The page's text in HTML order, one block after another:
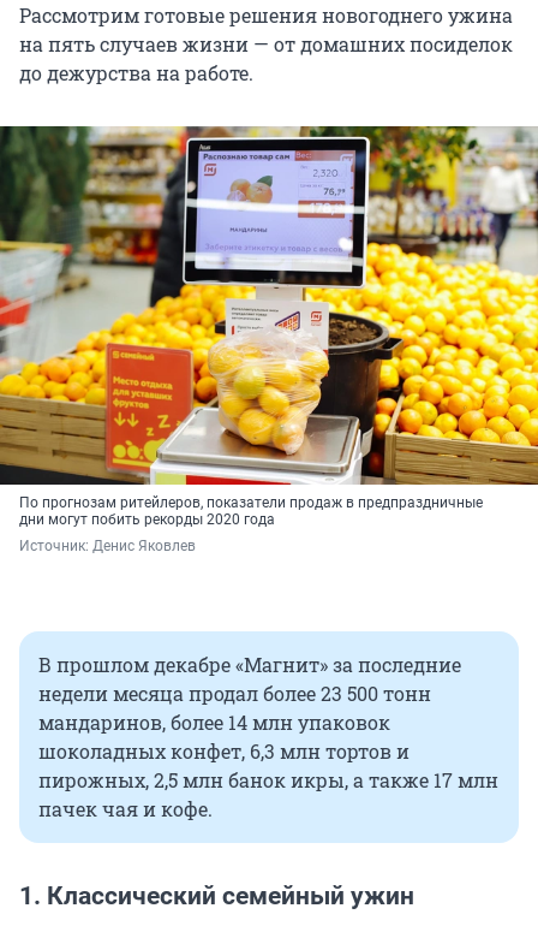
Рассмотрим готовые решения новогоднего ужина
на пять случаев жизни — от домашних посиделок
до дежурства на работе.
По прогнозам ритейлеров, показатели продаж в предпраздничные
дни могут побить рекорды 2020 года
Источник: Денис Яковлев
В прошлом декабре «Магнит» за последние
недели месяца продал более 23 500 тонн
мандаринов, более 14 млн упаковок
шоколадных конфет, 6,3 млн тортов и
пирожных, 2,5 млн банок икры, а также 17 млн
пачек чая и кофе.
1. Классический семейный ужин